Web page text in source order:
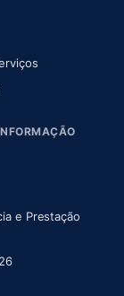
nova aba)
e Prestação